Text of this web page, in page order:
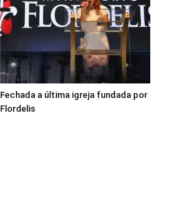
Fechada a última igreja fundada por
Flordelis